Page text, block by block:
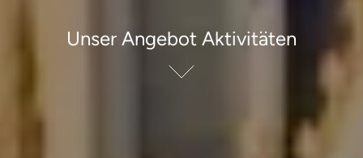
Unser Angebot Aktivitäten